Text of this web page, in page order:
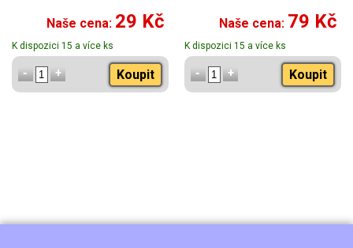
Naše cena: 29 Kč
K dispozici 15 a více ks
Koupit
Naše cena: 79 Kč
K dispozici 15 a více ks
Koupit